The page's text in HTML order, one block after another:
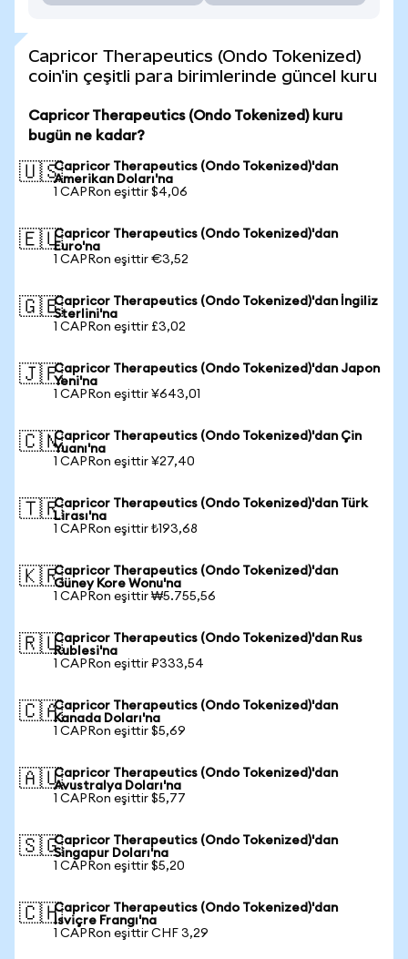
Capricor Therapeutics (Ondo Tokenized)
coin'in çeşitli para birimlerinde güncel kuru
Capricor Therapeutics (Ondo Tokenized) kuru
bugün ne kadar?
🇺🇸Capricor Therapeutics (Ondo Tokenized)'dan
Amerikan Doları'na
1 CAPRon eşittir $4,06
🇪🇺Capricor Therapeutics (Ondo Tokenized)'dan
Euro'na
1 CAPRon eşittir €3,52
🇬🇧Capricor Therapeutics (Ondo Tokenized)'dan İngiliz
Sterlini'na
1 CAPRon eşittir £3,02
🇯🇵Capricor Therapeutics (Ondo Tokenized)'dan Japon
Yeni'na
1 CAPRon eşittir ¥643,01
🇨🇳Capricor Therapeutics (Ondo Tokenized)'dan Çin
Yuanı'na
1 CAPRon eşittir ¥27,40
🇹🇷Capricor Therapeutics (Ondo Tokenized)'dan Türk
Lirası'na
1 CAPRon eşittir ₺193,68
🇰🇷Capricor Therapeutics (Ondo Tokenized)'dan
Güney Kore Wonu'na
1 CAPRon eşittir ₩5.755,56
🇷🇺Capricor Therapeutics (Ondo Tokenized)'dan Rus
Rublesi'na
1 CAPRon eşittir ₽333,54
🇨🇦Capricor Therapeutics (Ondo Tokenized)'dan
Kanada Doları'na
1 CAPRon eşittir $5,69
🇦🇺Capricor Therapeutics (Ondo Tokenized)'dan
Avustralya Doları'na
1 CAPRon eşittir $5,77
🇸🇬Capricor Therapeutics (Ondo Tokenized)'dan
Singapur Doları'na
1 CAPRon eşittir $5,20
🇨🇭Capricor Therapeutics (Ondo Tokenized)'dan
İsviçre Frangı'na
1 CAPRon eşittir CHF 3,29